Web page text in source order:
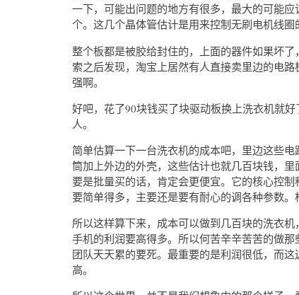
一下，可能出问题的地方有很多，最大的可能
个。这几个晶体管估计是用来控制无刷电机线
整个板都是被胶给封住的，上面的器件如果坏
索之后发现，淘宝上居然有人直接卖里边的电
强啊。
好吧，花了90块钱买了块驱动板换上洗衣机就
人。
简单估算一下一台洗衣机的成本吧，里边这些
筒加上外边的外壳，这些估计也就几百块钱，
要是批量买的话，肯定会更便宜。它的核心控
要简单得多，主要还是要有耐心的调各种参数
所以这样算下来，成本可以做到几百块的洗衣
手机的利润要高得多。所以何苦辛辛苦苦的做
团队天天累的要死。最重要的是利润很低，而
高。